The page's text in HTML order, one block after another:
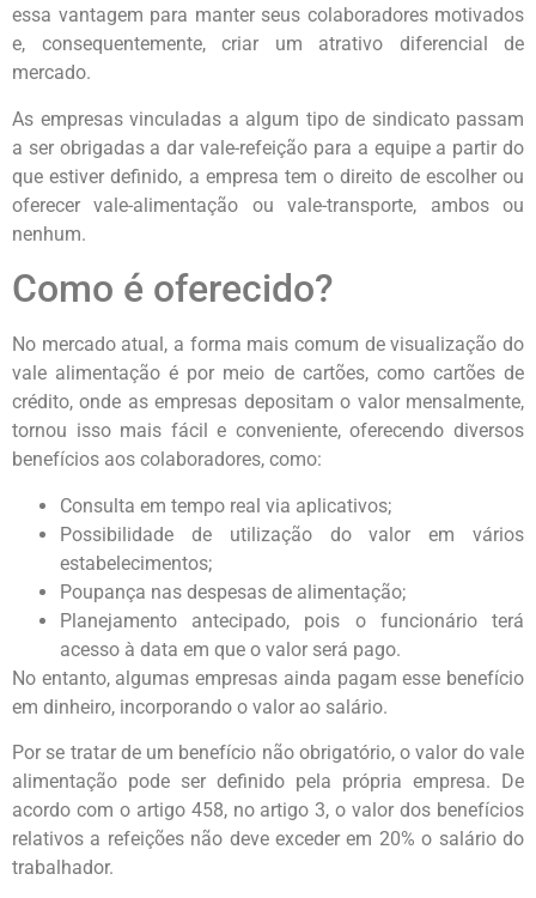
essa vantagem para manter seus colaboradores motivados
e, consequentemente, criar um atrativo diferencial de
mercado.
As empresas vinculadas a algum tipo de sindicato passam
a ser obrigadas a dar vale-refeição para a equipe a partir do
que estiver definido, a empresa tem o direito de escolher ou
oferecer vale-alimentação ou vale-transporte, ambos ou
nenhum.
Como é oferecido?
No mercado atual, a forma mais comum de visualização do
vale alimentação é por meio de cartões, como cartões de
crédito, onde as empresas depositam o valor mensalmente,
tornou isso mais fácil e conveniente, oferecendo diversos
benefícios aos colaboradores, como:
Consulta em tempo real via aplicativos;
Possibilidade de utilização do valor em vários
estabelecimentos;
Poupança nas despesas de alimentação;
Planejamento antecipado, pois o funcionário terá
acesso à data em que o valor será pago.
No entanto, algumas empresas ainda pagam esse benefício
em dinheiro, incorporando o valor ao salário.
Por se tratar de um benefício não obrigatório, o valor do vale
alimentação pode ser definido pela própria empresa. De
acordo com o artigo 458, no artigo 3, o valor dos benefícios
relativos a refeições não deve exceder em 20% o salário do
trabalhador.